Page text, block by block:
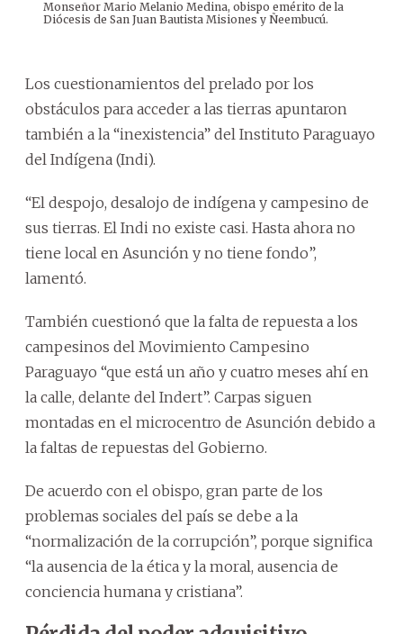
Monseñor Mario Melanio Medina, obispo emérito de la
Diócesis de San Juan Bautista Misiones y Ñeembucú.
Los cuestionamientos del prelado por los
obstáculos para acceder a las tierras apuntaron
también a la “inexistencia” del Instituto Paraguayo
del Indígena (Indi).
“El despojo, desalojo de indígena y campesino de
sus tierras. El Indi no existe casi. Hasta ahora no
tiene local en Asunción y no tiene fondo”,
lamentó.
También cuestionó que la falta de repuesta a los
campesinos del Movimiento Campesino
Paraguayo “que está un año y cuatro meses ahí en
la calle, delante del Indert”. Carpas siguen
montadas en el microcentro de Asunción debido a
la faltas de repuestas del Gobierno.
De acuerdo con el obispo, gran parte de los
problemas sociales del país se debe a la
“normalización de la corrupción”, porque significa
“la ausencia de la ética y la moral, ausencia de
conciencia humana y cristiana”.